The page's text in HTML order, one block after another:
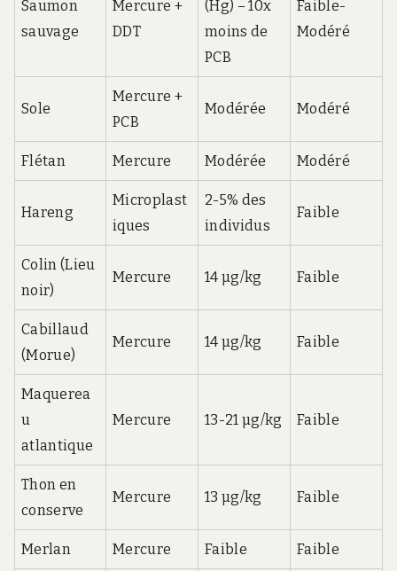
Saumon
sauvage
Mercure +
DDT
(Hg) – 10x
moins de
PCB
Faible-
Modéré
Sole
Mercure +
PCB
Modérée Modéré
Flétan Mercure Modérée Modéré
Hareng
Microplast
iques
2-5% des
individus
Faible
Colin (Lieu
noir)
Mercure 14 µg/kg Faible
Cabillaud
(Morue)
Mercure 14 µg/kg Faible
Maquerea
u
atlantique
Mercure 13-21 µg/kg Faible
Thon en
conserve
Mercure 13 µg/kg Faible
Merlan Mercure Faible Faible